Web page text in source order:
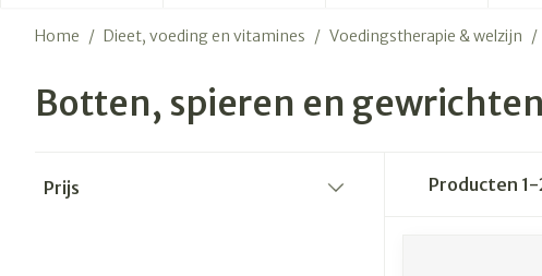
Home / Dieet, voeding en vitamines / Voedingstherapie & welzijn /
Botten, spieren en gewrichten
Prijs
Producten 1-